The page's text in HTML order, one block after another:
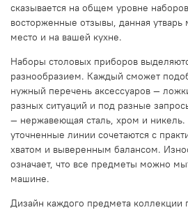
сказывается на общем уровне
восторженные отзывы, данная утварь
место и на вашей кухне.
Наборы столовых приборов
разнообразием. Каждый сможет
нужный перечень аксессуаров —
разных ситуаций и под разные
— нержавеющая сталь, хром и
уточненные линии сочетаются с
хватом и выверенным балансом.
означает, что все предметы можно
машине.
Дизайн каждого предмета